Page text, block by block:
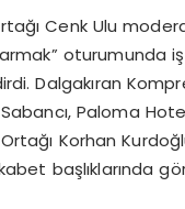
Cenk Ulu
oturumunda
Dalgakıran
Paloma
Korhan
başlıklarında